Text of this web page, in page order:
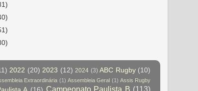
2022 (20) 2023 (12) 2024 (3) ABC Rugby (10)
Extraordinária (1) Assembleia Geral (1) Assis Rugby
Campeonato Paulista B (113)